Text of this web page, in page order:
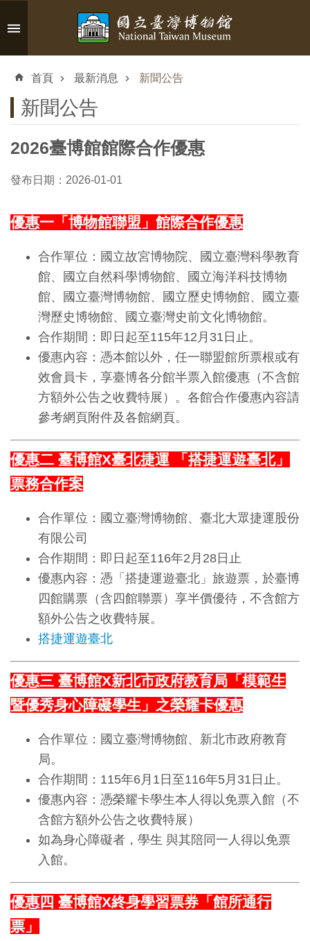
跳到主要內容區塊
搜
識
博
教
育
典
藏
政
府
公
首頁 最新消息 新聞公告
新聞公告
2026臺博館館際合作優惠
發布日期：2026-01-01
優惠一「博物館聯盟」館際合作優惠
合作單位：國立故宮博物院、國立臺灣科學教育
館、國立自然科學博物館、國立海洋科技博物
館、國立臺灣博物館、國立歷史博物館、國立臺
灣歷史博物館、國立臺灣史前文化博物館。
合作期間：即日起至115年12月31日止。
優惠內容：憑本館以外，任一聯盟館所票根或有
效會員卡，享臺博各分館半票入館優惠（不含館
方額外公告之收費特展）。各館合作優惠內容請
參考網頁附件及各館網頁。
優惠二 臺博館X臺北捷運 「搭捷運遊臺北」
票務合作案
合作單位：國立臺灣博物館、臺北大眾捷運股份
有限公司
合作期間：即日起至116年2月28日止
優惠內容：憑「搭捷運遊臺北」旅遊票，於臺博
四館購票（含四館聯票）享半價優待，不含館方
額外公告之收費特展。
搭捷運遊臺北
優惠三 臺博館X新北市政府教育局「模範生
暨優秀身心障礙學生」之榮耀卡優惠
合作單位：國立臺灣博物館、新北市政府教育
局。
合作期間：115年6月1日至116年5月31日止。
優惠內容：憑榮耀卡學生本人得以免票入館（不
含館方額外公告之收費特展）
如為身心障礙者，學生 與其陪同一人得以免票
入館。
優惠四 臺博館X終身學習票券「館所通行
票」